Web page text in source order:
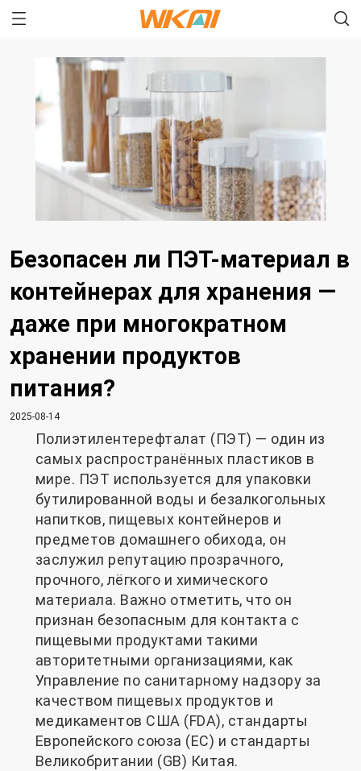
Безопасен ли ПЭТ-материал в
контейнерах для хранения —
даже при многократном
хранении продуктов
питания?
2025-08-14
Полиэтилентерефталат (ПЭТ) — один из
самых распространённых пластиков в
мире. ПЭТ используется для упаковки
бутилированной воды и безалкогольных
напитков, пищевых контейнеров и
предметов домашнего обихода, он
заслужил репутацию прозрачного,
прочного, лёгкого и химического
материала. Важно отметить, что он
признан безопасным для контакта с
пищевыми продуктами такими
авторитетными организациями, как
Управление по санитарному надзору за
качеством пищевых продуктов и
медикаментов США (FDA), стандарты
Европейского союза (ЕС) и стандарты
Великобритании (GB) Китая.